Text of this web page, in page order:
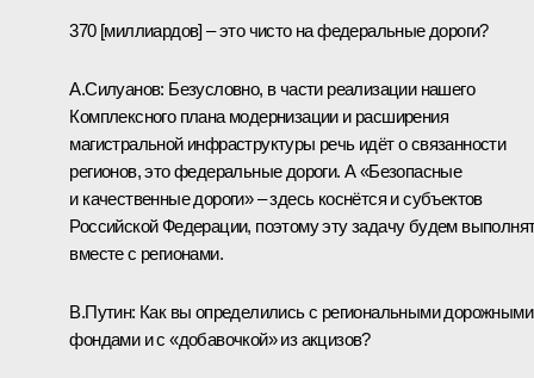
370 [миллиардов] – это чисто на федеральные дороги?
А.Силуанов: Безусловно, в части реализации нашего
Комплексного плана модернизации и расширения
магистральной инфраструктуры речь идёт о связанности
регионов, это федеральные дороги. А «Безопасные
и качественные дороги» – здесь коснётся и субъектов
Российской Федерации, поэтому эту задачу будем
вместе с регионами.
В.Путин: Как вы определились с региональными дорожными
фондами и с «добавочкой» из акцизов?